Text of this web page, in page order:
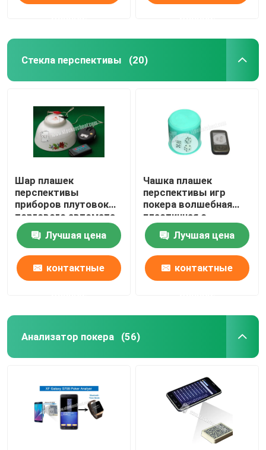
Стекла перспективы (20)
Шар плашек
перспективы
приборов плутовок
торгового автомата
для волшебной
выставкиЛучшая цена
контактные
Чашка плашек
перспективы игр
покера волшебная
пластичная с
плашками казино
волшебными
Лучшая цена
контактные
Анализатор покера (56)